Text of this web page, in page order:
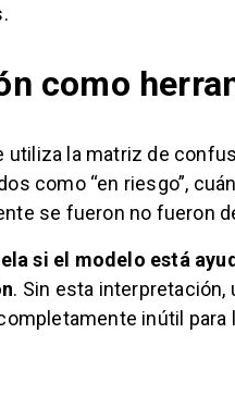
como
utiliza la matriz de
como “en riesgo”,
se fueron no fueron
si el modelo está
. Sin esta
inútil